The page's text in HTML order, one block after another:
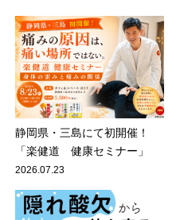
静岡県・三島にて初開催！
「楽健道 健康セミナー」
2026.07.23